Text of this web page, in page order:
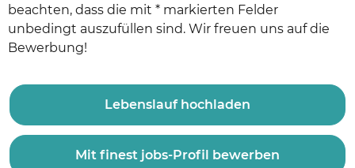
beachten, dass die mit * markierten Felder
unbedingt auszufüllen sind. Wir freuen uns auf die
Bewerbung!
Lebenslauf hochladen
Mit finest jobs-Profil bewerben